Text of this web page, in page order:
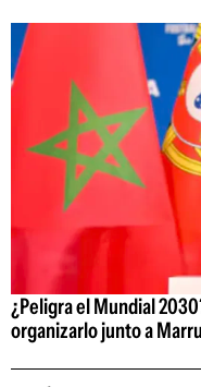
¿Peligra el Mundial
organizarlo junto a